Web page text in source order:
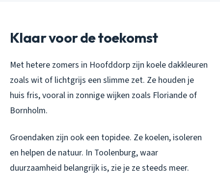
Klaar voor de toekomst
Met hetere zomers in Hoofddorp zijn koele dakkleuren
zoals wit of lichtgrijs een slimme zet. Ze houden je
huis fris, vooral in zonnige wijken zoals Floriande of
Bornholm.
Groendaken zijn ook een topidee. Ze koelen, isoleren
en helpen de natuur. In Toolenburg, waar
duurzaamheid belangrijk is, zie je ze steeds meer.